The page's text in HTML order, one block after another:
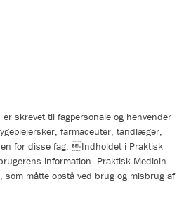
skrevet til fagpersonale og henvender
farmaceuter, tandlæger,
for disse fag. Indholdet i Praktisk
information. Praktisk Medicin
som måtte opstå ved brug og misbrug af